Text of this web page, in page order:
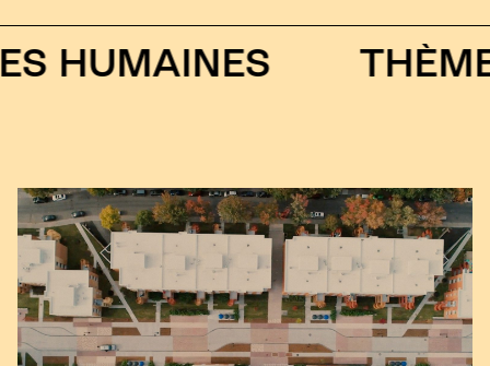
THÈME 2